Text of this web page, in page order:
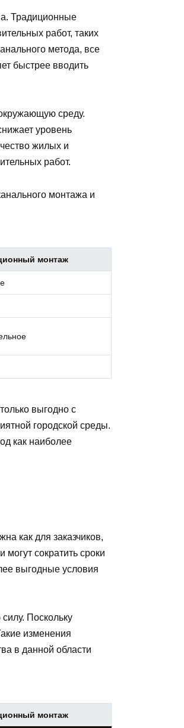
Традиционные
работ, таких
метода, все
быстрее вводить
среду.
уровень
жилых и
работ.
монтажа и
монтаж
выгодно с
городской среды.
как наиболее
как для заказчиков,
сократить сроки
выгодные условия
Поскольку
изменения
в данной области
монтаж